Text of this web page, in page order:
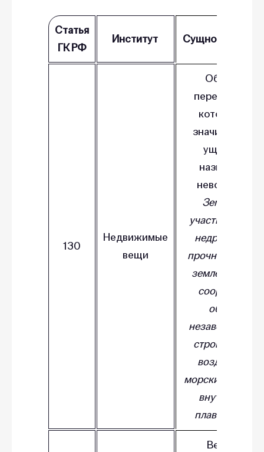
Статья
ГК РФ
Институт Сущность
130
Недвижимые
вещи
Объекты,
перемещение
которых без
значительного
ущерба их
назначению
невозможно.
Земельные
участки,
недр и все, что
прочно связано
землей;
сооружения,
объекты
строительства;
воздушные и
морские суда,
внутреннего
плавания и т.п.
Вещи, не